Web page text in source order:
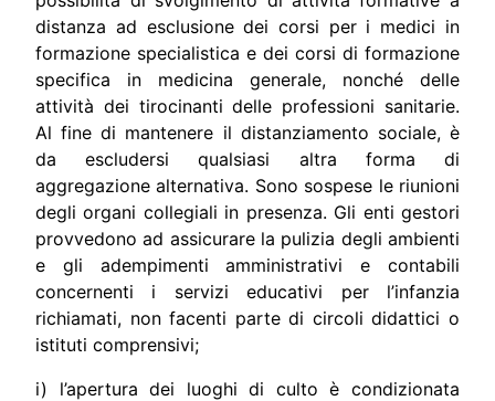
distanza ad esclusione dei corsi per i medici in
formazione specialistica e dei corsi di formazione
specifica in medicina generale, nonché delle
attività dei tirocinanti delle professioni sanitarie.
Al fine di mantenere il distanziamento sociale, è
da escludersi qualsiasi altra forma di
aggregazione alternativa. Sono sospese le riunioni
degli organi collegiali in presenza. Gli enti gestori
provvedono ad assicurare la pulizia degli ambienti
e gli adempimenti amministrativi e contabili
concernenti i servizi educativi per l’infanzia
richiamati, non facenti parte di circoli didattici o
istituti comprensivi;
i) l’apertura dei luoghi di culto è condizionata